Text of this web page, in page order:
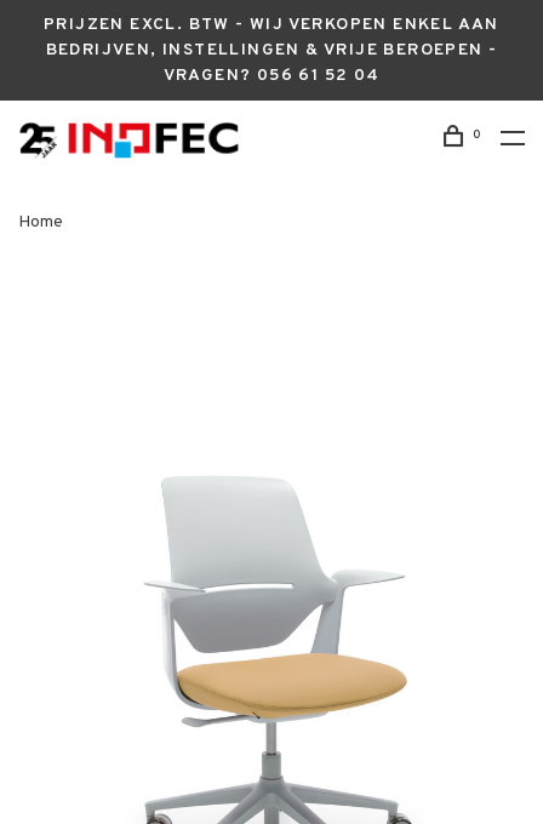
PRIJZEN EXCL. BTW - WIJ VERKOPEN ENKEL AAN
BEDRIJVEN, INSTELLINGEN & VRIJE BEROEPEN -
VRAGEN? 056 61 52 04
0
Home